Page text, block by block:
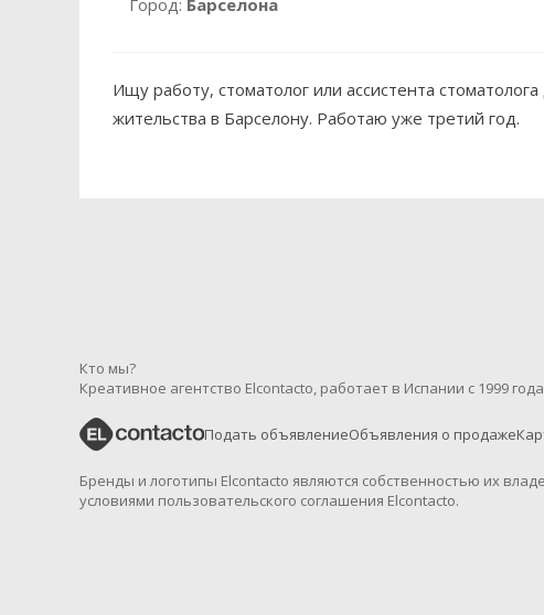
Город: Барселона
Ищу работу, стоматолог или ассистента
жительства в Барселону. Работаю уже третий год.
Кто мы?
Креативное агентство Elcontacto, работает в Испании с 1999
Подать объявлениеОбъявления о продаже
Бренды и логотипы Elcontacto являются собственностью их
условиями пользовательского соглашения Elcontacto.